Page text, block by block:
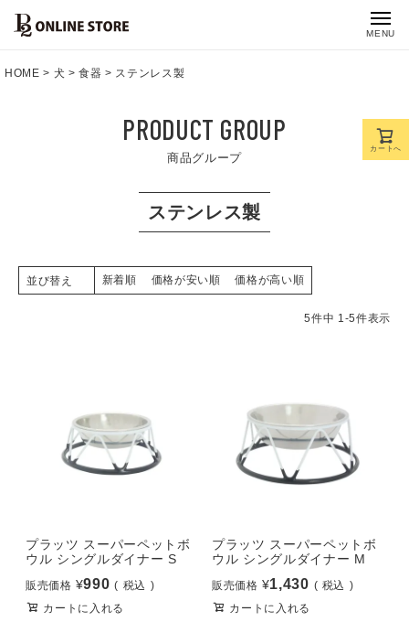
MENU
HOME 犬 食器 ステンレス製
PRODUCT GROUP
商品グループ
ステンレス製
並び替え 新着順 価格が安い順 価格が高い順
5件中 1-5件表示
プラッツ スーパーペットボ
ウル シングルダイナー S
販売価格 ¥990
税込
カートに入れる
プラッツ スーパーペットボ
ウル シングルダイナー M
販売価格 ¥1,430
税込
カートに入れる
カートへ